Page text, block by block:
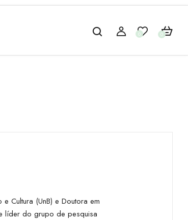
0 0
Cultura (UnB) e Doutora em
líder do grupo de pesquisa